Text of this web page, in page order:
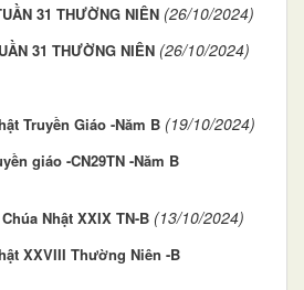
31 THƯỜNG NIÊN (26/10/2024)
31 THƯỜNG NIÊN (26/10/2024)
Truyền Giáo -Năm B (19/10/2024)
giáo -CN29TN -Năm B
Nhật XXIX TN-B (13/10/2024)
XXVIII Thường Niên -B